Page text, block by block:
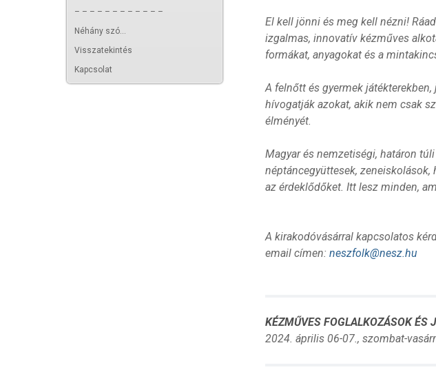
– – – – – – – – – – – –
Néhány szó...
Visszatekintés
Kapcsolat
El kell jönni és meg kell nézni!
izgalmas, innovatív kézműves
formákat, anyagokat és a
A felnőtt és gyermek
hívogatják azokat, akik nem csak
élményét.
Magyar és nemzetiségi, határon
néptáncegyüttesek,
az érdeklődőket. Itt lesz minden,
A kirakodóvásárral kapcsolatos
email címen: neszfolk@nesz.hu
KÉZMŰVES FOGLALKOZÁSOK ÉS
2024. április 06-07., szombat-